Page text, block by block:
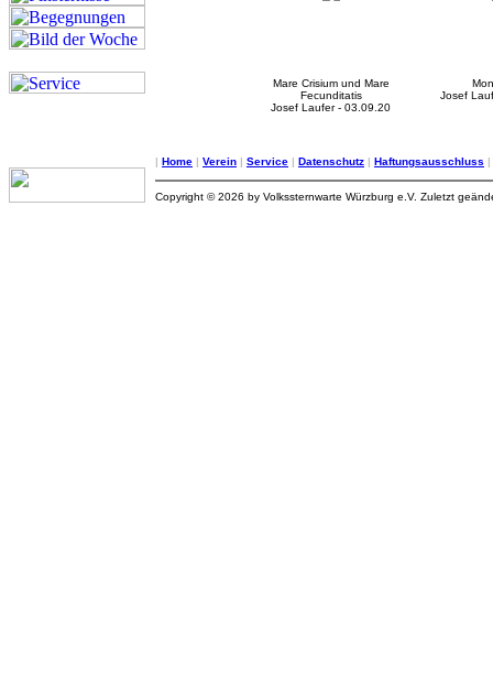
Mare Crisium und Mare
Fecunditatis
Josef Laufer - 03.09.20
Josef
| Home | Verein | Service | Datenschutz | Haftungsausschluss |
Copyright © 2026 by Volkssternwarte Würzburg e.V. Zuletzt